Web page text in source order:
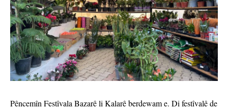
Pêncemîn Festîvala Bazarê li Kalarê berdewam e. Di festîvalê de